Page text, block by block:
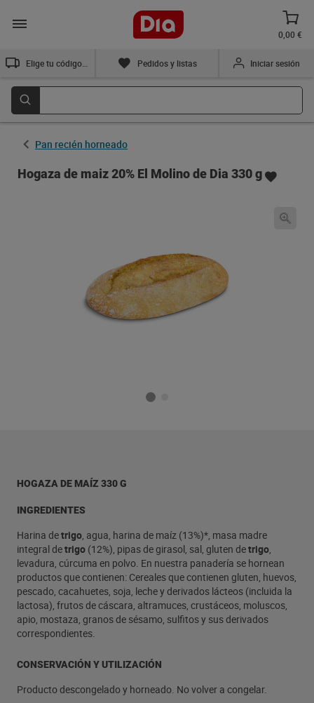
0,00 €
Pedidos y listas Iniciar sesión
Pan recién horneado
Hogaza de maiz 20% El Molino de Dia 330 g
HOGAZA DE MAÍZ 330 G
INGREDIENTES
Harina detrigo, agua, harina de maíz (13%)*, masa madre
integral detrigo (12%), pipas de girasol, sal, gluten detrigo,
levadura, cúrcuma en polvo. En nuestra panadería se hornean
productos que contienen: Cereales que contienen gluten, huevos,
pescado, cacahuetes, soja, leche y derivados lácteos (incluida la
lactosa), frutos de cáscara, altramuces, crustáceos, moluscos,
apio, mostaza, granos de sésamo, sulfitos y sus derivados
correspondientes.
CONSERVACIÓN Y UTILIZACIÓN
Producto descongelado y horneado. No volver a congelar.